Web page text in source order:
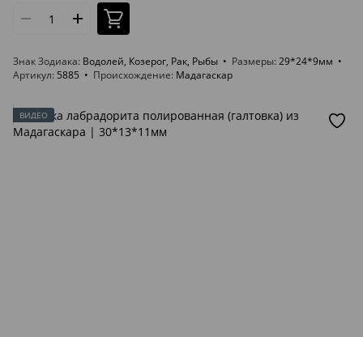
Знак Зодиака Водолей, Козерог, Рак, Рыбы Размеры 29*24*9мм
Артикул 5885 Происхождение Мадагаскар
ВИДЕО